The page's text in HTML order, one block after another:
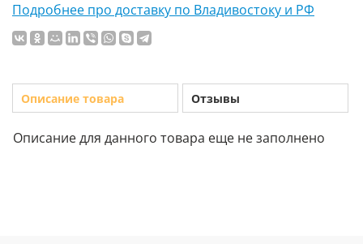
Подробнее про доставку по Владивостоку и РФ
Описание товара Отзывы
Описание для данного товара еще не заполнено